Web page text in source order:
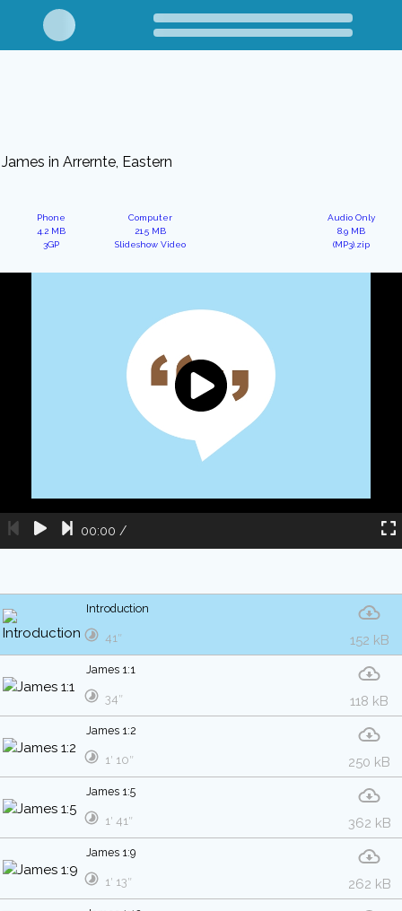
James in Arrernte, Eastern
Phone
4.2 MB
3GP
Computer
21.5 MB
Slideshow Video
Audio Only
8.9 MB
(MP3).zip
00:00 /
Introduction
152 kB
41″
James 1:1
118 kB
34″
James 1:2
250 kB
1′ 10″
James 1:5
362 kB
1′ 41″
James 1:9
262 kB
1′ 13″